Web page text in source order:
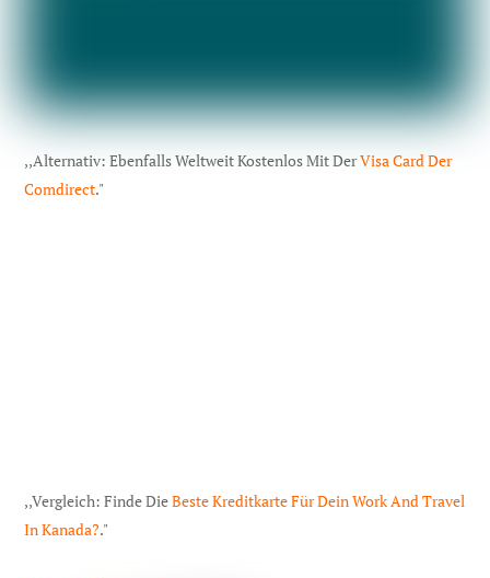
,,Alternativ: Ebenfalls Weltweit Kostenlos Mit DerVisa Card Der
Comdirect."
,,Vergleich: Finde DieBeste Kreditkarte Für Dein Work And Travel
In Kanada?."